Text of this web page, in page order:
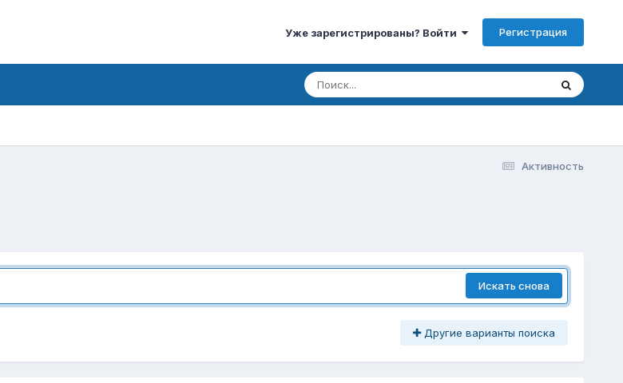
Уже зарегистрированы? Войти Регистрация
Активность
Искать снова
Другие варианты поиска